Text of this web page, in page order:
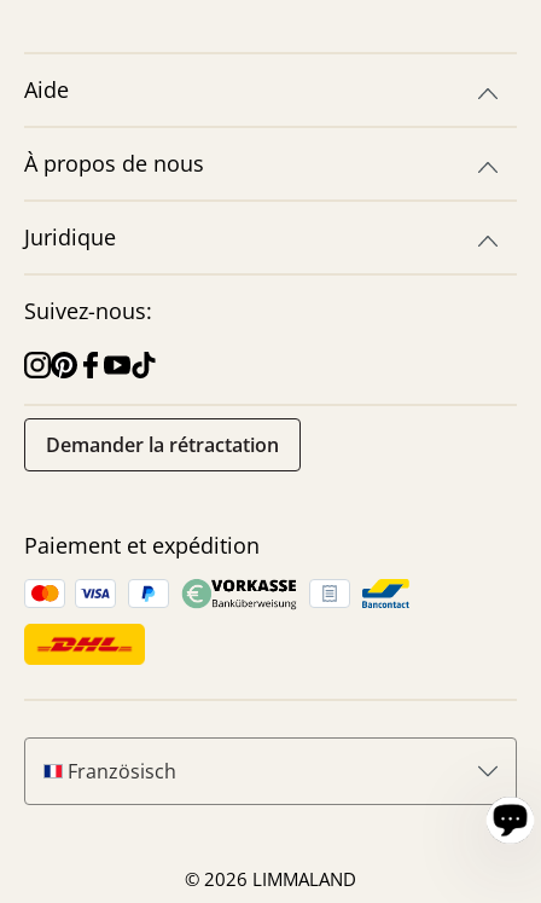
Aide
À propos de nous
Juridique
Suivez-nous:
Demander la rétractation
Paiement et expédition
Französisch
© 2026 LIMMALAND